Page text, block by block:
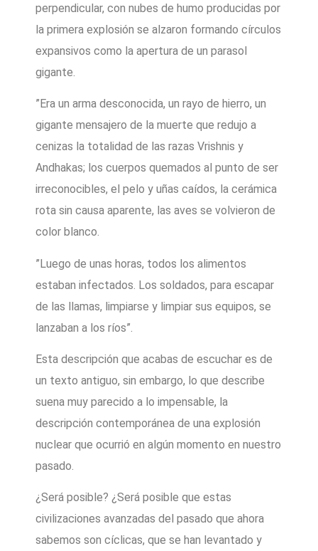
perpendicular, con nubes de humo producidas por
la primera explosión se alzaron formando círculos
expansivos como la apertura de un parasol
gigante.
”Era un arma desconocida, un rayo de hierro, un
gigante mensajero de la muerte que redujo a
cenizas la totalidad de las razas Vrishnis y
Andhakas; los cuerpos quemados al punto de ser
irreconocibles, el pelo y uñas caídos, la cerámica
rota sin causa aparente, las aves se volvieron de
color blanco.
”Luego de unas horas, todos los alimentos
estaban infectados. Los soldados, para escapar
de las llamas, limpiarse y limpiar sus equipos, se
lanzaban a los ríos”.
Esta descripción que acabas de escuchar es de
un texto antiguo, sin embargo, lo que describe
suena muy parecido a lo impensable, la
descripción contemporánea de una explosión
nuclear que ocurrió en algún momento en nuestro
pasado.
¿Será posible? ¿Será posible que estas
civilizaciones avanzadas del pasado que ahora
sabemos son cíclicas, que se han levantado y